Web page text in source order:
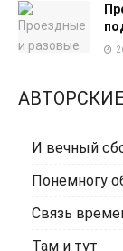
И вечный
Понемногу
Связь
Там и тут